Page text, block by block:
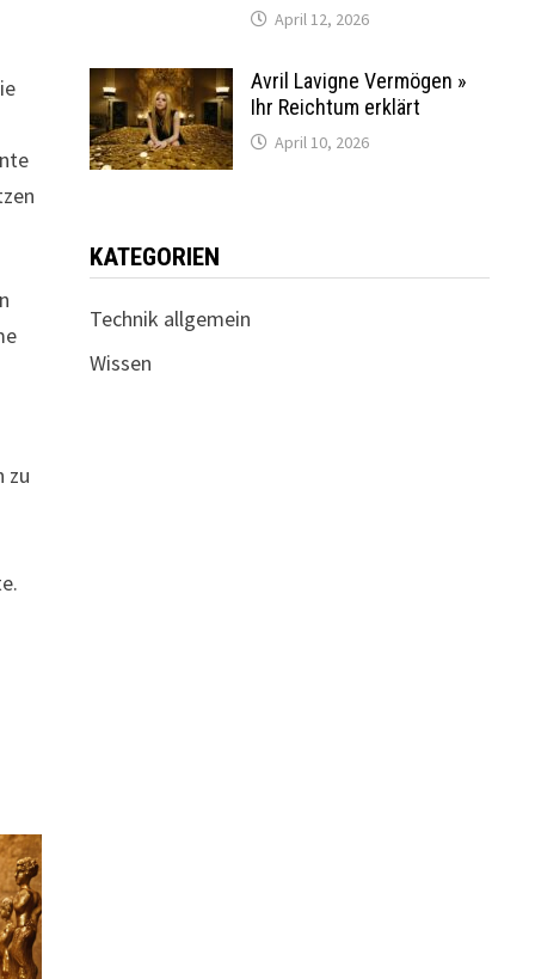
zu
April 12, 2026
Avril Lavigne Vermögen »
Ihr Reichtum erklärt
April 10, 2026
KATEGORIEN
Technik allgemein
Wissen